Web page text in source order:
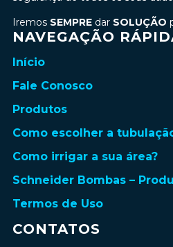
Iremos SEMPRE dar SOLUÇÃO
NAVEGAÇÃO
Início
Fale Conosco
Produtos
Como escolher a
Como irrigar a sua área?
Schneider Bombas –
Termos de Uso
CONTATOS